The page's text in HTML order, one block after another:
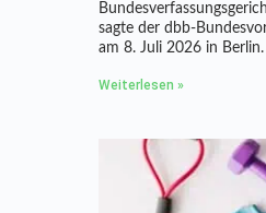
sagte der dbb-
am 8. Juli 2026 in
Weiterlesen »